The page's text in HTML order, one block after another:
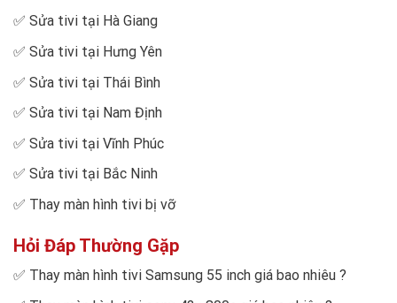
✅ Sửa tivi tại Hà Giang
✅ Sửa tivi tại Hưng Yên
✅ Sửa tivi tại Thái Bình
✅ Sửa tivi tại Nam Định
✅ Sửa tivi tại Vĩnh Phúc
✅ Sửa tivi tại Bắc Ninh
✅ Thay màn hình tivi bị vỡ
Hỏi Đáp Thường Gặp
✅ Thay màn hình tivi Samsung 55 inch giá bao nhiêu ?